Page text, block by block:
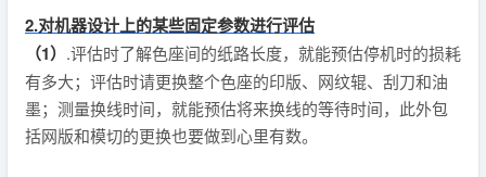
2.对机器设计上的某些固定参数进行评估
（1） .评估时了解色座间的纸路长度，就能预估停机时的损耗
有多大；评估时请更换整个色座的印版、网纹辊、刮刀和油
墨；测量换线时间，就能预估将来换线的等待时间，此外包
括网版和模切的更换也要做到心里有数。